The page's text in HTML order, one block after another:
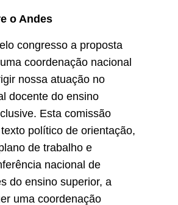
o Andes
congresso a proposta
coordenação nacional
nossa atuação no
docente do ensino
Esta comissão
político de orientação,
de trabalho e
nacional de
do ensino superior, a
uma coordenação